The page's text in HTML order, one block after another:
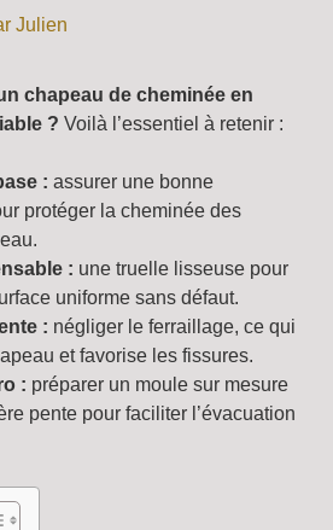
Julien
chapeau de cheminée en
? Voilà l’essentiel à retenir :
: assurer une bonne
protéger la cheminée des
: une truelle lisseuse pour
uniforme sans défaut.
: négliger le ferraillage, ce qui
et favorise les fissures.
: préparer un moule sur mesure
pente pour faciliter l’évacuation